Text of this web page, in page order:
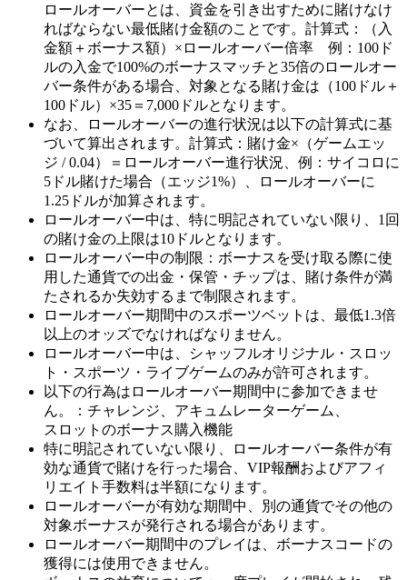
ロールオーバーとは、資金を引き出すために賭けなけ
ればならない最低賭け金額のことです。計算式：（入
金額＋ボーナス額）×ロールオーバー倍率 例：100ド
ルの入金で100%のボーナスマッチと35倍のロールオー
バー条件がある場合、対象となる賭け金は（100ドル＋
100ドル）×35＝7,000ドルとなります。
なお、ロールオーバーの進行状況は以下の計算式に基
づいて算出されます。計算式：賭け金×（ゲームエッ
ジ / 0.04）＝ロールオーバー進行状況、例：サイコロに
5ドル賭けた場合（エッジ1%）、ロールオーバーに
1.25ドルが加算されます。
ロールオーバー中は、特に明記されていない限り、1回
の賭け金の上限は10ドルとなります。
ロールオーバー中の制限：ボーナスを受け取る際に使
用した通貨での出金・保管・チップは、賭け条件が満
たされるか失効するまで制限されます。
ロールオーバー期間中のスポーツベットは、最低1.3倍
以上のオッズでなければなりません。
ロールオーバー中は、シャッフルオリジナル・スロッ
ト・スポーツ・ライブゲームのみが許可されます。
以下の行為はロールオーバー期間中に参加できませ
ん。：チャレンジ、アキュムレーターゲーム、
スロットのボーナス購入機能
特に明記されていない限り、ロールオーバー条件が有
効な通貨で賭けを行った場合、VIP報酬およびアフィ
リエイト手数料は半額になります。
ロールオーバーが有効な期間中、別の通貨でその他の
対象ボーナスが発行される場合があります。
ロールオーバー期間中のプレイは、ボーナスコードの
獲得には使用できません。